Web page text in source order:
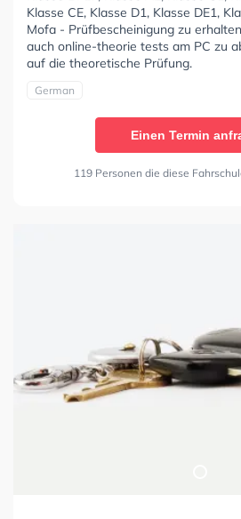
Klasse CE, Klasse D1, Klasse DE1,
Mofa - Prüfbescheinigung zu
auch online-theorie tests am PC zu
auf die theoretische Prüfung.
German
Einen Termin
119 Personen die diese